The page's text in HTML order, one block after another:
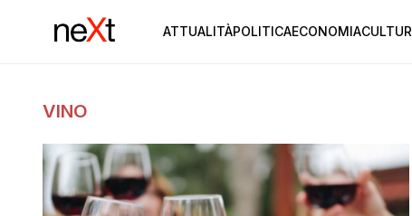
ATTUALITÀPOLITICAECONOMIA
VINO